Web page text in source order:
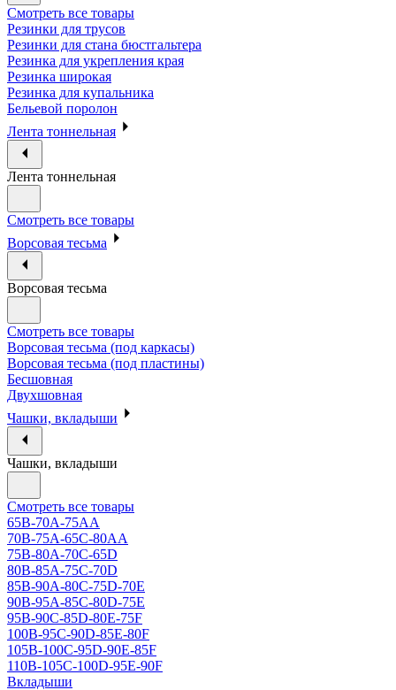
Смотреть все товары
Резинки для трусов
Резинки для стана бюстгальтера
Резинка для укрепления края
Резинка широкая
Резинка для купальника
Бельевой поролон
Лента тоннельная
Лента тоннельная
Смотреть все товары
Ворсовая тесьма
Ворсовая тесьма
Смотреть все товары
Ворсовая тесьма (под каркасы)
Ворсовая тесьма (под пластины)
Бесшовная
Двухшовная
Чашки, вкладыши
Чашки, вкладыши
Смотреть все товары
65B-70A-75АА
70В-75А-65С-80АА
75В-80А-70С-65D
80В-85А-75С-70D
85В-90А-80С-75D-70E
90B-95A-85C-80D-75E
95B-90C-85D-80E-75F
100B-95C-90D-85E-80F
105B-100C-95D-90E-85F
110B-105C-100D-95E-90F
Вкладыши